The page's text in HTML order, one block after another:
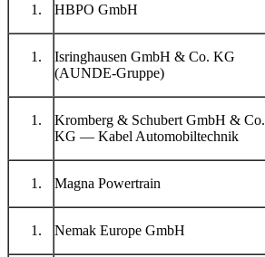
HBPO GmbH
Isringhausen GmbH & Co. KG
(AUNDE-Gruppe)
Kromberg & Schubert GmbH & Co.
KG — Kabel Automobiltechnik
Magna Powertrain
Nemak Europe GmbH